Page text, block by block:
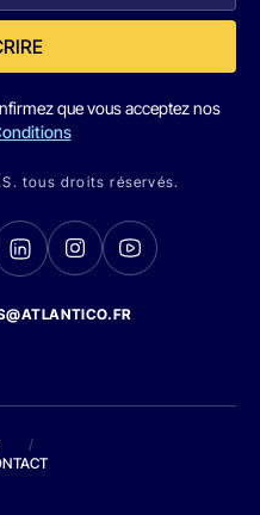
que vous acceptez nos
tous droits réservés.
/